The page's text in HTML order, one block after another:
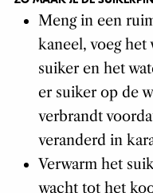
Meng in een
kaneel, voeg
suiker en het
er suiker op de
verbrandt
veranderd in
Verwarm het
wacht tot het